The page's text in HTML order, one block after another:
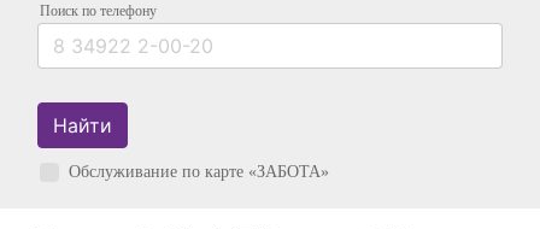
Поиск по телефону
Найти
Обслуживание по карте «ЗАБОТА»